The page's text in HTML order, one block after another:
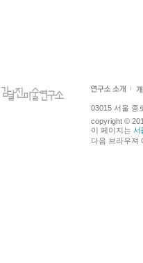
03015 서울 종
copyright ©
이 페이지는 서
다음 브라우져